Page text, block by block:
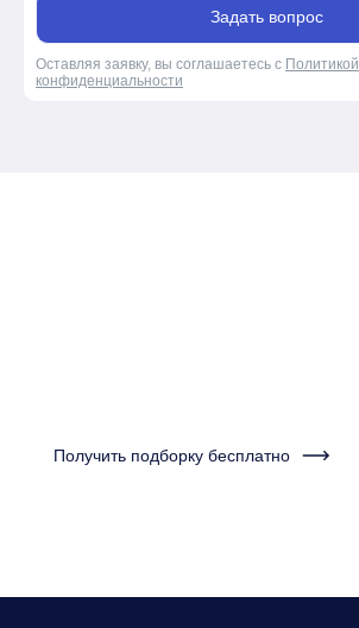
Задать вопрос
Оставляя заявку, вы соглашаетесь с Политикой
конфиденциальности
Получить подборку бесплатно